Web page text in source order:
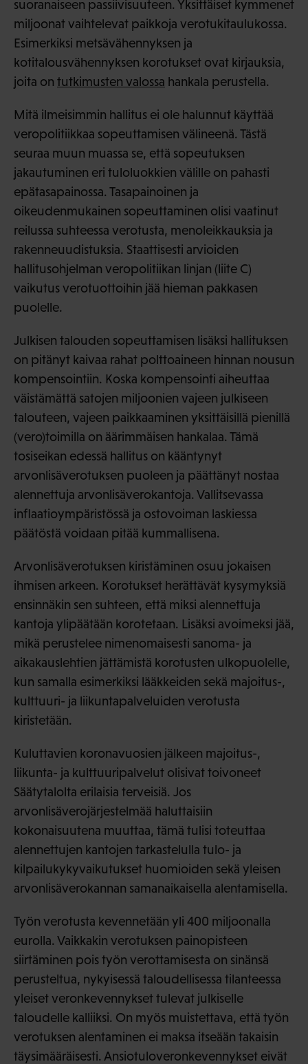
suoranaiseen passiivisuuteen. Yksittäiset kymmenet
miljoonat vaihtelevat paikkoja verotukitaulukossa.
Esimerkiksi metsävähennyksen ja
kotitalousvähennyksen korotukset ovat kirjauksia,
joita on tutkimusten valossa hankala perustella.
Mitä ilmeisimmin hallitus ei ole halunnut käyttää
veropolitiikkaa sopeuttamisen välineenä. Tästä
seuraa muun muassa se, että sopeutuksen
jakautuminen eri tuloluokkien välille on pahasti
epätasapainossa. Tasapainoinen ja
oikeudenmukainen sopeuttaminen olisi vaatinut
reilussa suhteessa verotusta, menoleikkauksia ja
rakenneuudistuksia. Staattisesti arvioiden
hallitusohjelman veropolitiikan linjan (liite C)
vaikutus verotuottoihin jää hieman pakkasen
puolelle.
Julkisen talouden sopeuttamisen lisäksi hallituksen
on pitänyt kaivaa rahat polttoaineen hinnan nousun
kompensointiin. Koska kompensointi aiheuttaa
väistämättä satojen miljoonien vajeen julkiseen
talouteen, vajeen paikkaaminen yksittäisillä pienillä
(vero)toimilla on äärimmäisen hankalaa. Tämä
tosiseikan edessä hallitus on kääntynyt
arvonlisäverotuksen puoleen ja päättänyt nostaa
alennettuja arvonlisäverokantoja. Vallitsevassa
inflaatioympäristössä ja ostovoiman laskiessa
päätöstä voidaan pitää kummallisena.
Arvonlisäverotuksen kiristäminen osuu jokaisen
ihmisen arkeen. Korotukset herättävät kysymyksiä
ensinnäkin sen suhteen, että miksi alennettuja
kantoja ylipäätään korotetaan. Lisäksi avoimeksi jää,
mikä perustelee nimenomaisesti sanoma- ja
aikakauslehtien jättämistä korotusten ulkopuolelle,
kun samalla esimerkiksi lääkkeiden sekä majoitus-,
kulttuuri- ja liikuntapalveluiden verotusta
kiristetään.
Kuluttavien koronavuosien jälkeen majoitus-,
liikunta- ja kulttuuripalvelut olisivat toivoneet
Säätytalolta erilaisia terveisiä. Jos
arvonlisäverojärjestelmää haluttaisiin
kokonaisuutena muuttaa, tämä tulisi toteuttaa
alennettujen kantojen tarkastelulla tulo- ja
kilpailukykyvaikutukset huomioiden sekä yleisen
arvonlisäverokannan samanaikaisella alentamisella.
Työn verotusta kevennetään yli 400 miljoonalla
eurolla. Vaikkakin verotuksen painopisteen
siirtäminen pois työn verottamisesta on sinänsä
perusteltua, nykyisessä taloudellisessa tilanteessa
yleiset veronkevennykset tulevat julkiselle
taloudelle kalliiksi. On myös muistettava, että työn
verotuksen alentaminen ei maksa itseään takaisin
täysimääräisesti. Ansiotuloveronkevennykset eivät